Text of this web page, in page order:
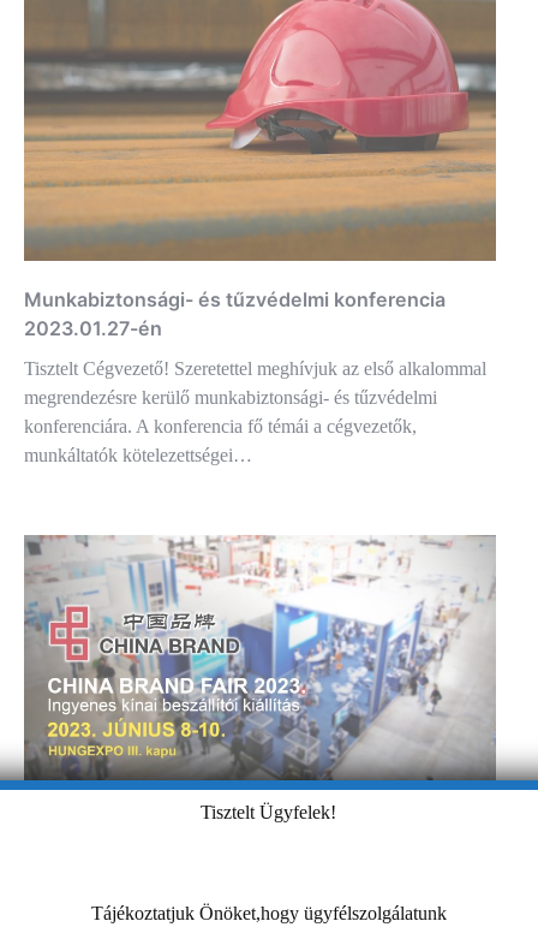
Munkabiztonsági- és tűzvédelmi konferencia
2023.01.27-én
Tisztelt Cégvezető! Szeretettel meghívjuk az első alkalommal
megrendezésre kerülő munkabiztonsági- és tűzvédelmi
konferenciára. A konferencia fő témái a cégvezetők,
munkáltatók kötelezettségei…
Figyelmébe ajánljuk a CHINA BRAND FAIR 2023. Kína –
Tisztelt Ügyfelek!
Tájékoztatjuk Önöket,hogy ügyfélszolgálatunk